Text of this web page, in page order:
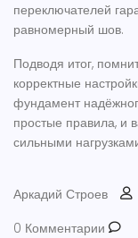
переключателей
равномерный шов.
Подводя итог,
корректные
фундамент
простые правила, и
сильными
Аркадий Строев
0 Комментарии